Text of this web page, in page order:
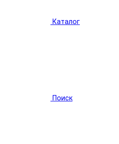
Каталог
Поиск